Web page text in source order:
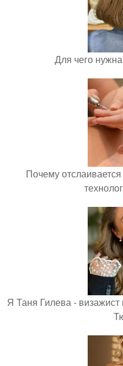
Для чего
Почему
Я Таня Гилева - визажист